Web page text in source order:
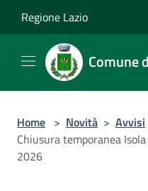
Regione Lazio
Comune
Home > Novità > Avvisi
Chiusura temporanea
2026